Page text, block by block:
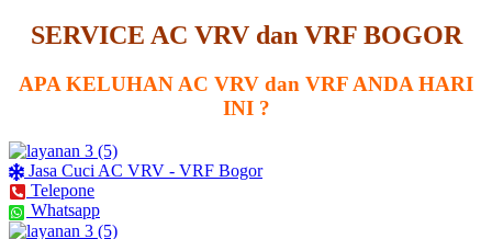
SERVICE AC VRV dan VRF BOGOR
APA KELUHAN AC VRV dan VRF ANDA HARI
INI ?
Jasa Cuci AC VRV - VRF Bogor
Telepone
Whatsapp